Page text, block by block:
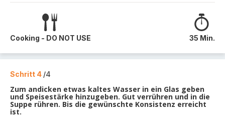
Cooking - DO NOT USE 35 Min.
Schritt 4 /4
Zum andicken etwas kaltes Wasser in ein Glas geben
und Speisestärke hinzugeben. Gut verrühren und in die
Suppe rühren. Bis die gewünschte Konsistenz erreicht
ist.